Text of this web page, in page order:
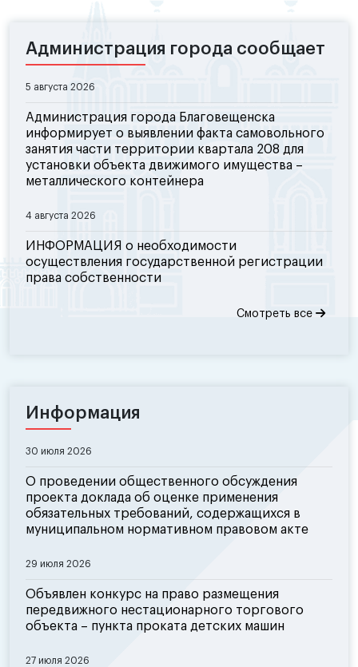
Администрация города сообщает
5 августа 2026
Администрация города Благовещенска
информирует о выявлении факта самовольного
занятия части территории квартала 208 для
установки объекта движимого имущества –
металлического контейнера
4 августа 2026
ИНФОРМАЦИЯ о необходимости
осуществления государственной регистрации
права собственности
Смотреть все
Информация
30 июля 2026
О проведении общественного обсуждения
проекта доклада об оценке применения
обязательных требований, содержащихся в
муниципальном нормативном правовом акте
29 июля 2026
Объявлен конкурс на право размещения
передвижного нестационарного торгового
объекта – пункта проката детских машин
27 июля 2026